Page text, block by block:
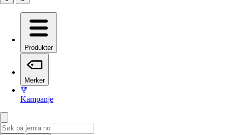
Produkter
Merker
Kampanje